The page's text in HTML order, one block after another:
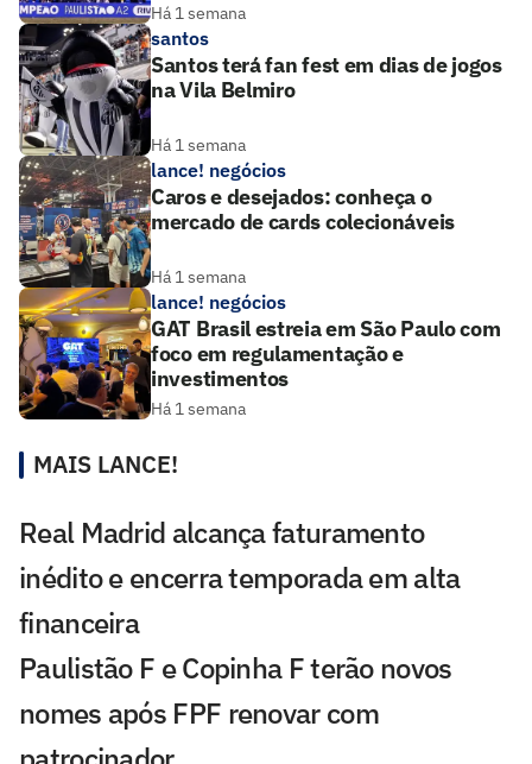
Há 1 semana
santos
Santos terá fan fest em dias de jogos
na Vila Belmiro
Há 1 semana
lance! negócios
Caros e desejados: conheça o
mercado de cards colecionáveis
Há 1 semana
lance! negócios
GAT Brasil estreia em São Paulo com
foco em regulamentação e
investimentos
Há 1 semana
MAIS LANCE!
Real Madrid alcança faturamento
inédito e encerra temporada em alta
financeira
Paulistão F e Copinha F terão novos
nomes após FPF renovar com